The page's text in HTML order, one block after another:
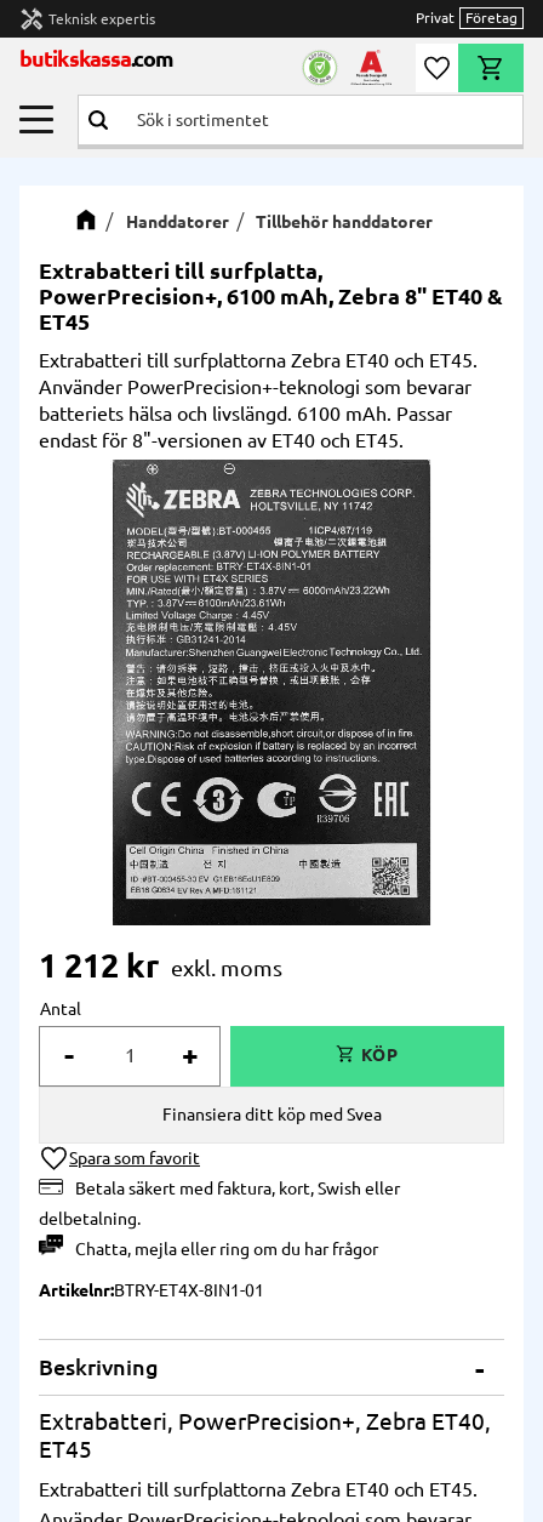
Meny
handyman Teknisk expertis Privat Företag
butikskassa.com Önskelista
Handdatorer Tillbehör handdatorer
Extrabatteri till surfplatta,
PowerPrecision+, 6100 mAh, Zebra 8" ET40 &
ET45
Extrabatteri till surfplattorna Zebra ET40 och ET45.
Använder PowerPrecision+-teknologi som bevarar
batteriets hälsa och livslängd. 6100 mAh. Passar
endast för 8"-versionen av ET40 och ET45.
1 212 kr
Antal
+
-
Lägg till i önskelista
Betala säkert med faktura, kort, Swish eller
delbetalning.
Chatta, mejlaellerring om du har frågor
Finansiera ditt köp med Svea
Artikelnr BTRY-ET4X-8IN1-01
Beskrivning
Extrabatteri, PowerPrecision+, Zebra ET40,
ET45
Extrabatteri till surfplattorna Zebra ET40 och ET45.